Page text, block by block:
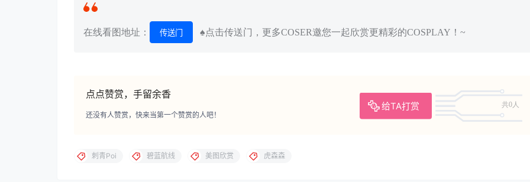
在线看图地址： 传送门 ♠点击传送门，更多COSER邀您一起欣赏更精彩的COSPLAY！~
点点赞赏，手留余香
给TA打赏 共0人
还没有人赞赏，快来当第一个赞赏的人吧！
刺青Poi 碧蓝航线 美图欣赏 虎森森